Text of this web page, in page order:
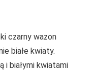
czarny wazon
białe kwiaty.
i białymi kwiatami